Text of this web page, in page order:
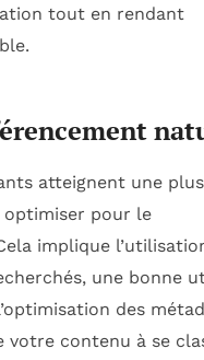
tout en rendant
atteignent une
optimiser pour le
implique
une bonne
des
votre contenu à se